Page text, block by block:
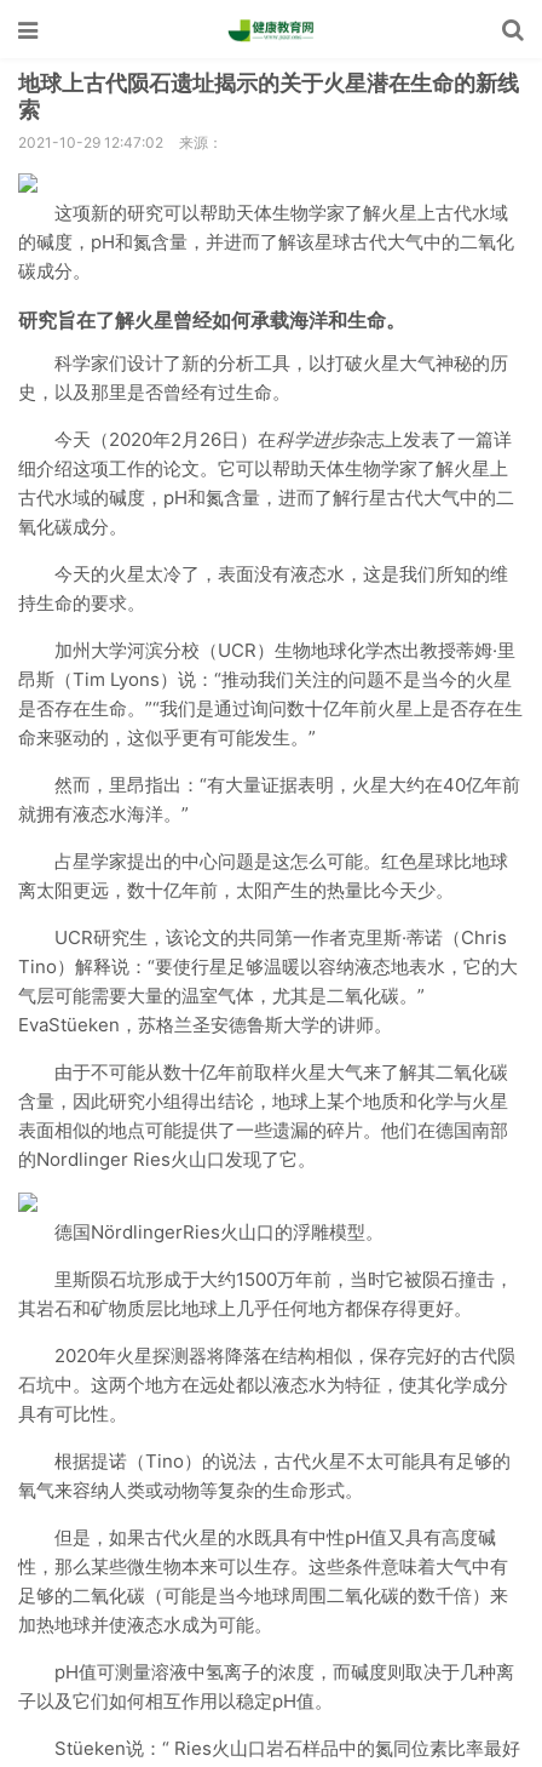
地球上古代陨石遗址揭示的关于火星潜在生命的新线
索
2021-10-29 12:47:02 来源：
这项新的研究可以帮助天体生物学家了解火星上古代水域
的碱度，pH和氮含量，并进而了解该星球古代大气中的二氧化
碳成分。
研究旨在了解火星曾经如何承载海洋和生命。
科学家们设计了新的分析工具，以打破火星大气神秘的历
史，以及那里是否曾经有过生命。
今天（2020年2月26日）在科学进步杂志上发表了一篇详
细介绍这项工作的论文。它可以帮助天体生物学家了解火星上
古代水域的碱度，pH和氮含量，进而了解行星古代大气中的二
氧化碳成分。
今天的火星太冷了，表面没有液态水，这是我们所知的维
持生命的要求。
加州大学河滨分校（UCR）生物地球化学杰出教授蒂姆·里
昂斯（Tim Lyons）说：“推动我们关注的问题不是当今的火星
是否存在生命。”“我们是通过询问数十亿年前火星上是否存在生
命来驱动的，这似乎更有可能发生。”
然而，里昂指出：“有大量证据表明，火星大约在40亿年前
就拥有液态水海洋。”
占星学家提出的中心问题是这怎么可能。红色星球比地球
离太阳更远，数十亿年前，太阳产生的热量比今天少。
UCR研究生，该论文的共同第一作者克里斯·蒂诺（Chris
Tino）解释说：“要使行星足够温暖以容纳液态地表水，它的大
气层可能需要大量的温室气体，尤其是二氧化碳。”
EvaStüeken，苏格兰圣安德鲁斯大学的讲师。
由于不可能从数十亿年前取样火星大气来了解其二氧化碳
含量，因此研究小组得出结论，地球上某个地质和化学与火星
表面相似的地点可能提供了一些遗漏的碎片。他们在德国南部
的Nordlinger Ries火山口发现了它。
德国NördlingerRies火山口的浮雕模型。
里斯陨石坑形成于大约1500万年前，当时它被陨石撞击，
其岩石和矿物质层比地球上几乎任何地方都保存得更好。
2020年火星探测器将降落在结构相似，保存完好的古代陨
石坑中。这两个地方在远处都以液态水为特征，使其化学成分
具有可比性。
根据提诺（Tino）的说法，古代火星不太可能具有足够的
氧气来容纳人类或动物等复杂的生命形式。
但是，如果古代火星的水既具有中性pH值又具有高度碱
性，那么某些微生物本来可以生存。这些条件意味着大气中有
足够的二氧化碳（可能是当今地球周围二氧化碳的数千倍）来
加热地球并使液态水成为可能。
pH值可测量溶液中氢离子的浓度，而碱度则取决于几种离
子以及它们如何相互作用以稳定pH值。
Stüeken说：“ Ries火山口岩石样品中的氮同位素比率最好